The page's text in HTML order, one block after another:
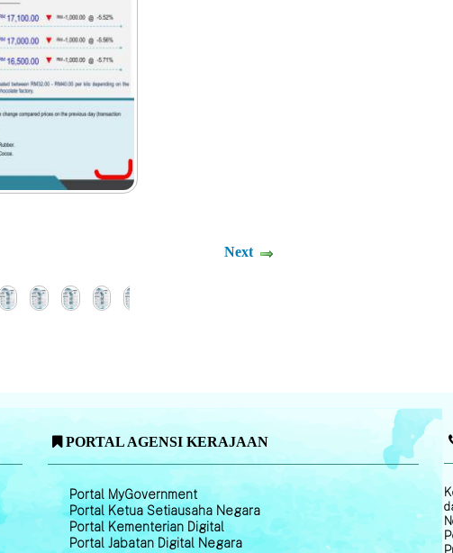
Next
PORTAL AGENSI KERAJAAN
Portal MyGovernment
Portal Ketua Setiausaha Negara
Portal Kementerian Digital
Portal Jabatan Digital Negara